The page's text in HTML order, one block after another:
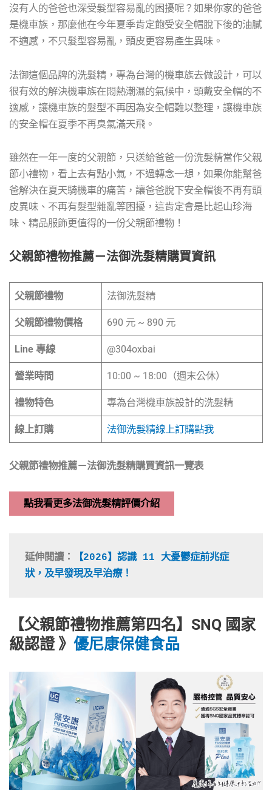
沒有人的爸爸也深受髮型容易亂的困擾呢？如果你家的爸爸
是機車族，那麼他在今年夏季肯定飽受安全帽脫下後的油膩
不適感，不只髮型容易亂，頭皮更容易產生異味。
法御這個品牌的洗髮精，專為台灣的機車族去做設計，可以
很有效的解決機車族在悶熱潮濕的氣候中，頭戴安全帽的不
適感，讓機車族的髮型不再因為安全帽難以整理，讓機車族
的安全帽在夏季不再臭氣滿天飛。
雖然在一年一度的父親節，只送給爸爸一份洗髮精當作父親
節小禮物，看上去有點小氣，不過轉念一想，如果你能幫爸
爸解決在夏天騎機車的痛苦，讓爸爸脫下安全帽後不再有頭
皮異味、不再有髮型雜亂等困擾，這肯定會是比起山珍海
味、精品服飾更值得的一份父親節禮物！
父親節禮物推薦－法御洗髮精購買資訊
父親節禮物 法御洗髮精
父親節禮物價格 690 元 ~ 890 元
Line 專線 @304oxbai
營業時間 10:00 ~ 18:00（週末公休）
禮物特色 專為台灣機車族設計的洗髮精
線上訂購 法御洗髮精線上訂購點我
父親節禮物推薦－法御洗髮精購買資訊一覽表
點我看更多法御洗髮精評價介紹
延伸閱讀：
【2026】認識 11 大憂鬱症前兆症
狀，及早發現及早治療！
【父親節禮物推薦第四名】SNQ 國家
級認證 》 優尼康保健食品